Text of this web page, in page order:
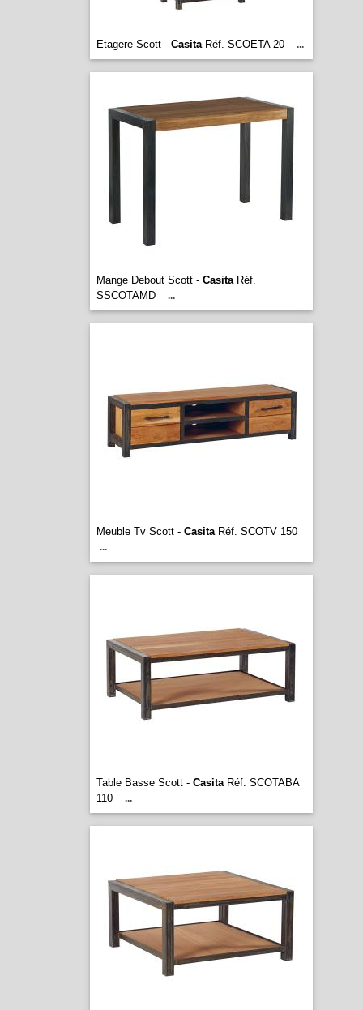
Etagere Scott - CasitaRéf. SCOETA 20 ...
Mange Debout Scott - CasitaRéf.
SSCOTAMD
...
Meuble Tv Scott - CasitaRéf. SCOTV 150
...
Table Basse Scott - CasitaRéf. SCOTABA
110
...